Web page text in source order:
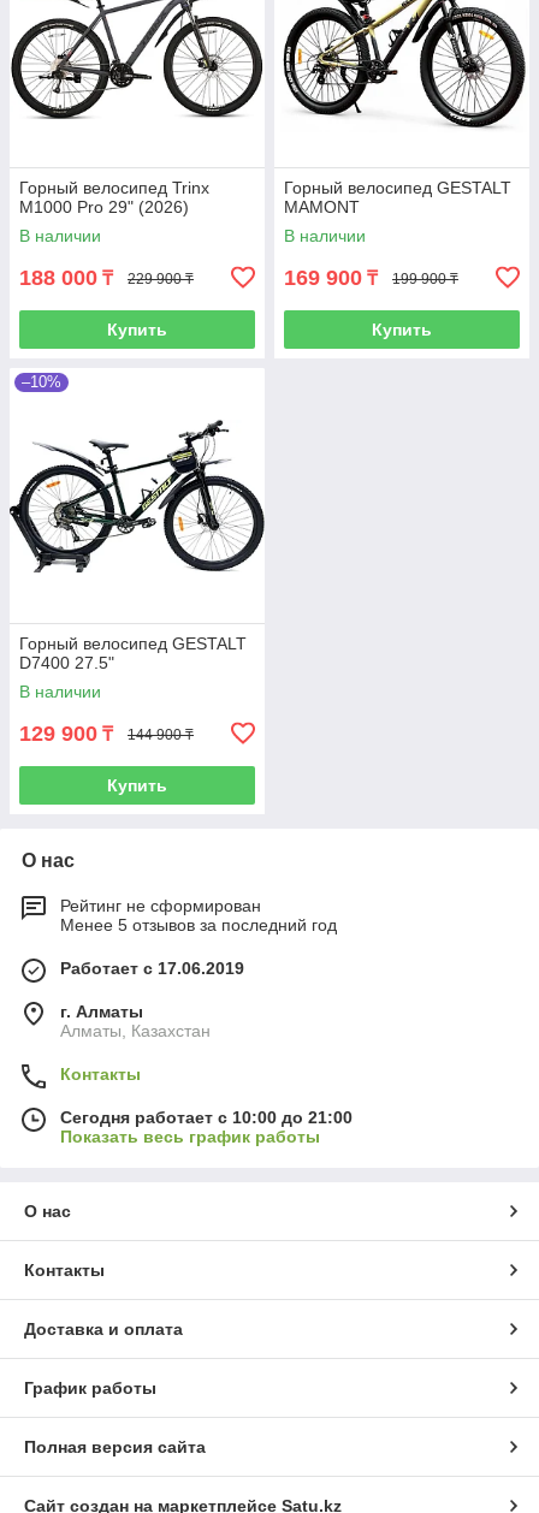
Горный велосипед Trinx
M1000 Pro 29" (2026)
В наличии
188 000 ₸ 229 900 ₸
Купить
Горный велосипед GESTALT
MAMONT
В наличии
169 900 ₸ 199 900 ₸
Купить
–10%
Горный велосипед GESTALT
D7400 27.5"
В наличии
129 900 ₸ 144 900 ₸
Купить
О нас
Рейтинг не сформирован
Менее 5 отзывов за последний год
Работает с 17.06.2019
г. Алматы
Алматы, Казахстан
Контакты
Сегодня работает с 10:00 до 21:00
Показать весь график работы
О нас
Контакты
Доставка и оплата
График работы
Полная версия сайта
Сайт создан на маркетплейсе Satu.kz